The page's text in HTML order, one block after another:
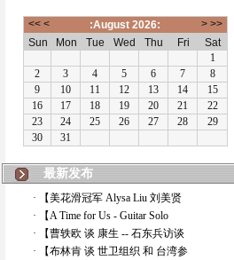
最新发布
· 【美花滑冠军 Alysa Liu 刘美贤
· 【A Time for Us - Guitar Solo
· 【曹轶欧 谈 康生 -- 石东兵访谈
· 【布林肯 谈 世卫组织 和 台湾参